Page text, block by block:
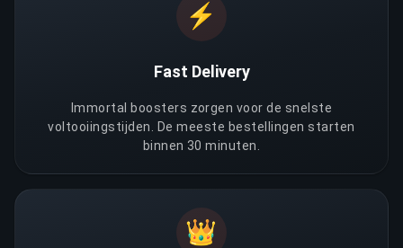
⚡
Fast Delivery
Immortal boosters zorgen voor de snelste
voltooiingstijden. De meeste bestellingen starten
binnen 30 minuten.
👑